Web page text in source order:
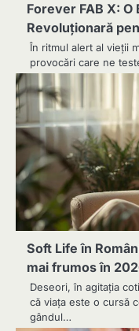
Forever FAB X:
Revoluționară
În ritmul alert al vieții
provocări care ne
Soft Life în
mai frumos în
Deseori, în agitația
că viața este o cursă
gândul…